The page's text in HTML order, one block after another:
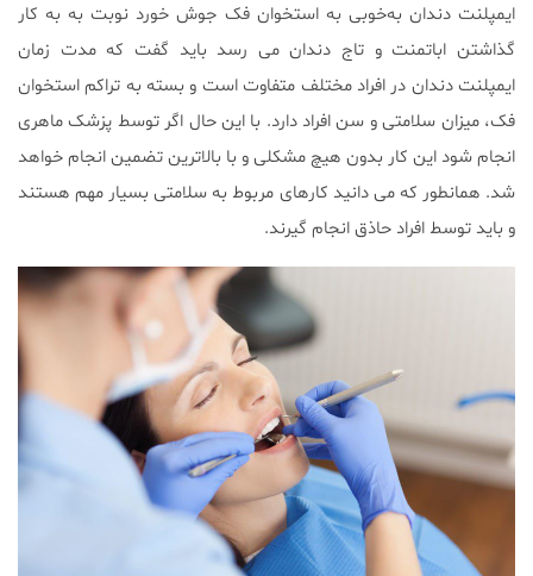
ایمپلنت دندان به‌خوبی به استخوان فک جوش خورد نوبت به به کار
گذاشتن اباتمنت و تاج دندان می رسد باید گفت که مدت زمان
ایمپلنت دندان در افراد مختلف متفاوت است و بسته به تراکم استخوان
فک، میزان سلامتی و سن افراد دارد. با این حال اگر توسط پزشک ماهری
انجام شود این کار بدون هیچ مشکلی و با بالاترین تضمین انجام خواهد
شد. همانطور که می دانید کارهای مربوط به سلامتی بسیار مهم هستند
و باید توسط افراد حاذق انجام گیرند.